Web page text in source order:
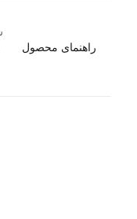
راهنمای محصول